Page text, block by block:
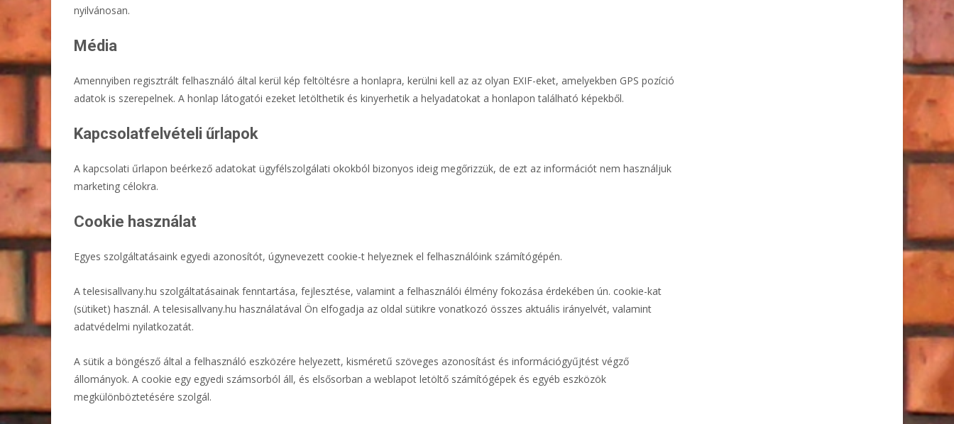
nyilvánosan.
Média
Amennyiben regisztrált felhasználó által kerül kép feltöltésre a honlapra, kerülni kell az az olyan EXIF-eket, amelyekben GPS pozíció
adatok is szerepelnek. A honlap látogatói ezeket letölthetik és kinyerhetik a helyadatokat a honlapon található képekből.
Kapcsolatfelvételi űrlapok
A kapcsolati űrlapon beérkező adatokat ügyfélszolgálati okokból bizonyos ideig megőrizzük, de ezt az információt nem használjuk
marketing célokra.
Cookie használat
Egyes szolgáltatásaink egyedi azonosítót, úgynevezett cookie-t helyeznek el felhasználóink számítógépén.
A telesisallvany.hu szolgáltatásainak fenntartása, fejlesztése, valamint a felhasználói élmény fokozása érdekében ún. cookie-kat
(sütiket) használ. A telesisallvany.hu használatával Ön elfogadja az oldal sütikre vonatkozó összes aktuális irányelvét, valamint
adatvédelmi nyilatkozatát.
A sütik a böngésző által a felhasználó eszközére helyezett, kisméretű szöveges azonosítást és információgyűjtést végző
állományok. A cookie egy egyedi számsorból áll, és elsősorban a weblapot letöltő számítógépek és egyéb eszközök
megkülönböztetésére szolgál.